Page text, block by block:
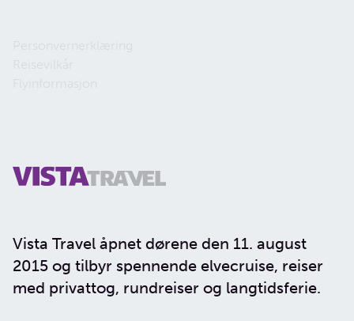
Vista Travel åpnet dørene den 11. august
2015 og tilbyr spennende elvecruise, reiser
med privattog, rundreiser og langtidsferie.